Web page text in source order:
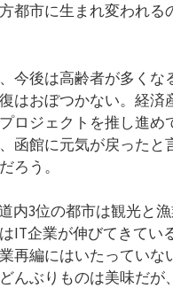
都市に生まれ変われる
今後は高齢者が多くな
はおぼつかない。経済
ロジェクトを推し進め
函館に元気が戻ったと
ろう。
内3位の都市は観光と
IT企業が伸びてきてい
再編にはいたっていな
んぶりものは美味だが